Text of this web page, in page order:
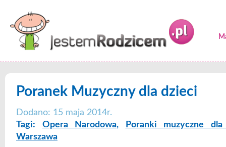
Poranek Muzyczny dla dzieci
Dodano: 15 maja 2014r.
Tagi: Opera Narodowa,
Poranki muzyczne
Warszawa